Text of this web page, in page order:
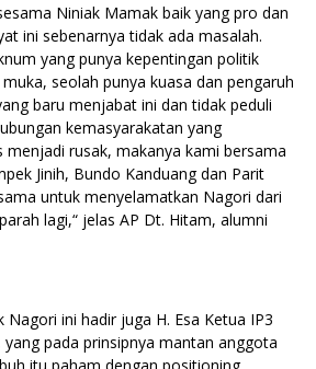
Niniak Mamak baik yang pro dan
ini sebenarnya tidak ada masalah.
yang punya kepentingan politik
seolah punya kuasa dan pengaruh
baru menjabat ini dan tidak peduli
kemasyarakatan yang
menjadi rusak, makanya kami bersama
Jinih, Bundo Kanduang dan Parit
untuk menyelamatkan Nagori dari
lagi,“ jelas AP Dt. Hitam, alumni
Nagori ini hadir juga H. Esa Ketua IP3
pada prinsipnya mantan anggota
itu paham dengan positioning